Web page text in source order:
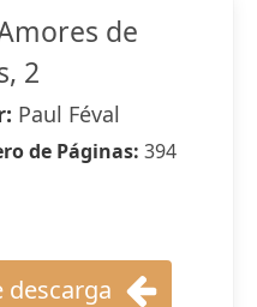
de
2
Paul Féval
de Páginas: 394
descarga